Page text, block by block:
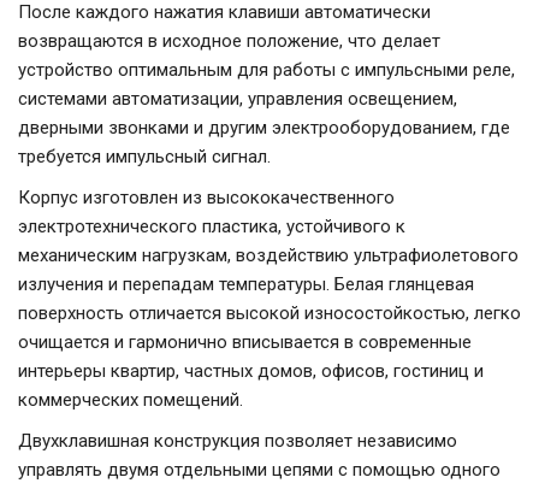
После каждого нажатия клавиши автоматически
возвращаются в исходное положение, что делает
устройство оптимальным для работы с импульсными реле,
системами автоматизации, управления освещением,
дверными звонками и другим электрооборудованием, где
требуется импульсный сигнал.
Корпус изготовлен из высококачественного
электротехнического пластика, устойчивого к
механическим нагрузкам, воздействию ультрафиолетового
излучения и перепадам температуры. Белая глянцевая
поверхность отличается высокой износостойкостью, легко
очищается и гармонично вписывается в современные
интерьеры квартир, частных домов, офисов, гостиниц и
коммерческих помещений.
Двухклавишная конструкция позволяет независимо
управлять двумя отдельными цепями с помощью одного